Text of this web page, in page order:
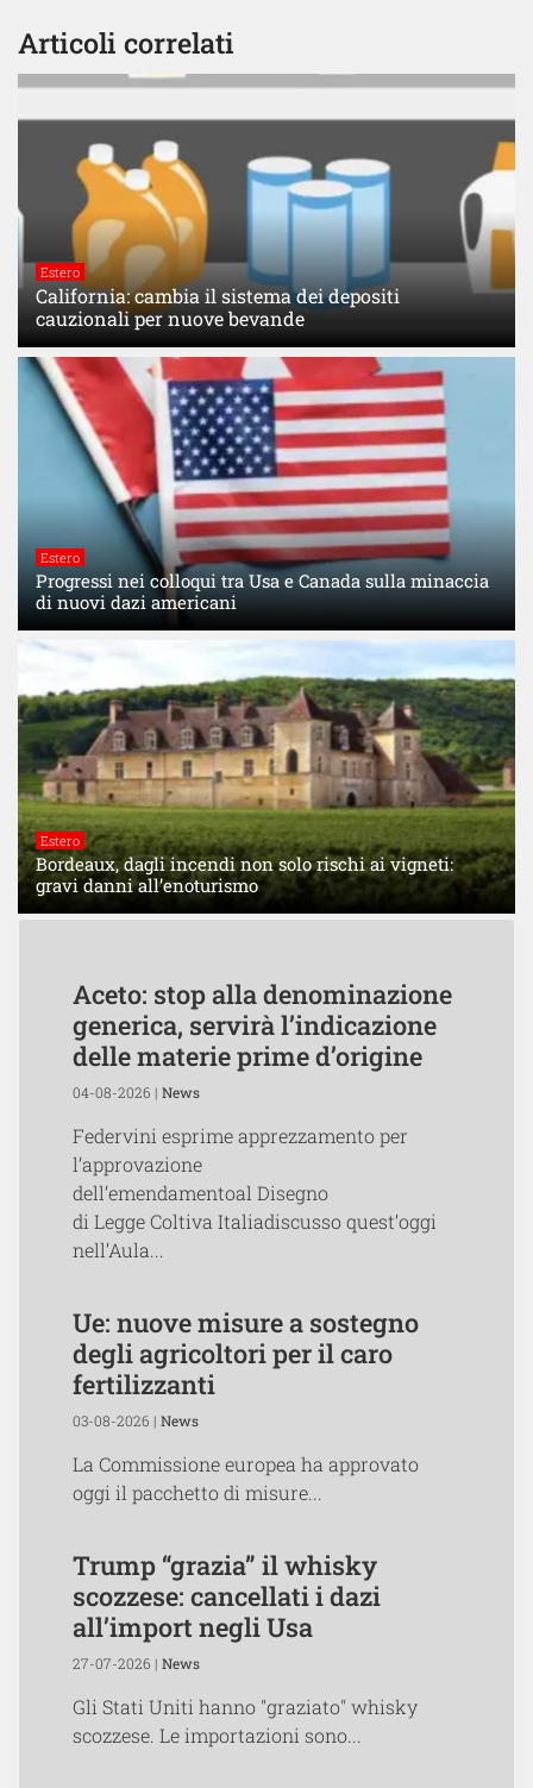
Articoli correlati
Estero
California: cambia il sistema dei depositi
cauzionali per nuove bevande
Estero
Progressi nei colloqui tra Usa e Canada sulla minaccia
di nuovi dazi americani
Estero
Bordeaux, dagli incendi non solo rischi ai vigneti:
gravi danni all’enoturismo
Aceto: stop alla denominazione
generica, servirà l’indicazione
delle materie prime d’origine
04-08-2026 | News
Federvini esprime apprezzamento per
l’approvazione
dell’emendamentoal Disegno
di Legge Coltiva Italiadiscusso quest’oggi
nell’Aula...
Ue: nuove misure a sostegno
degli agricoltori per il caro
fertilizzanti
03-08-2026 | News
La Commissione europea ha approvato
oggi il pacchetto di misure...
Trump “grazia” il whisky
scozzese: cancellati i dazi
all’import negli Usa
27-07-2026 | News
Gli Stati Uniti hanno "graziato" whisky
scozzese. Le importazioni sono...